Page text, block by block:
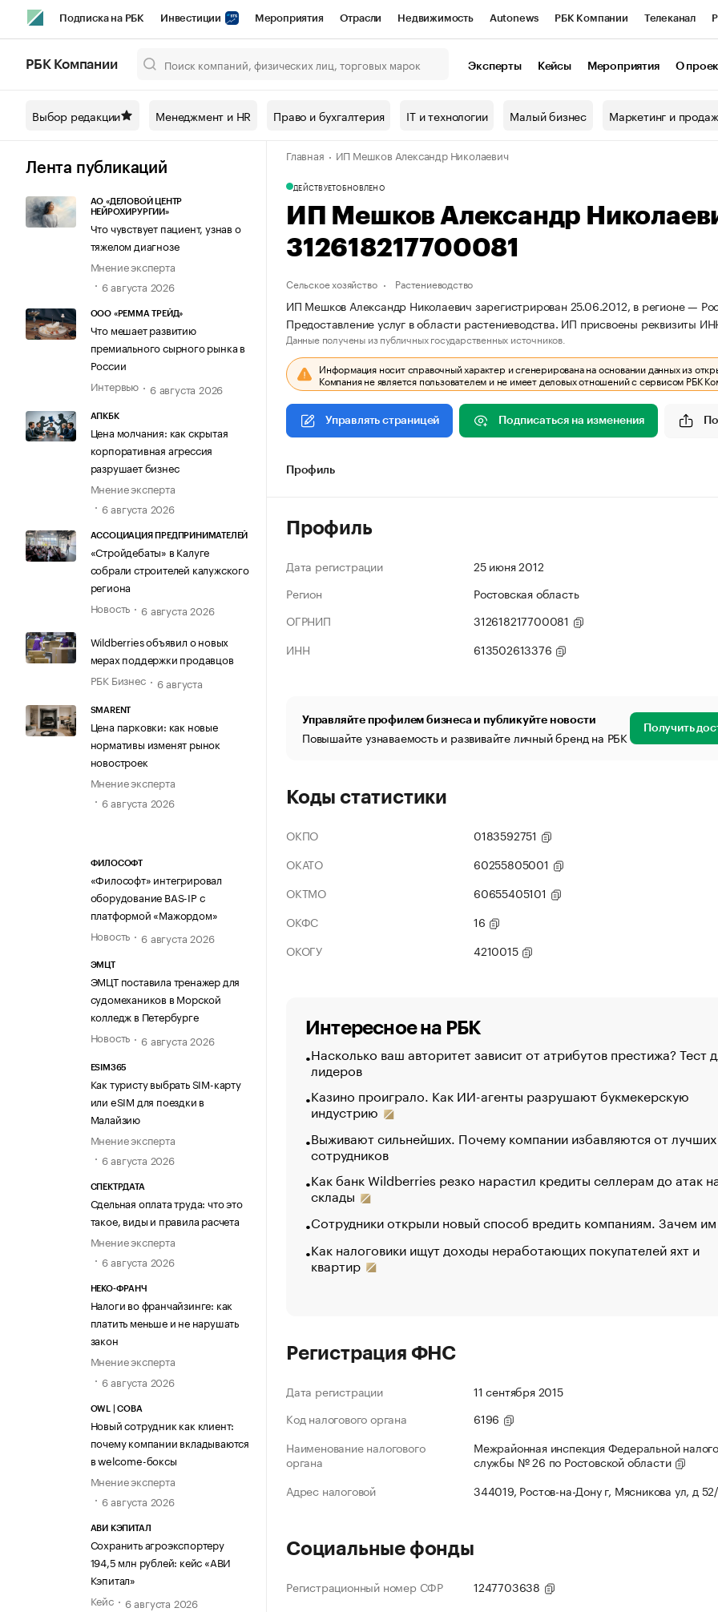
Подписка на РБК Инвестиции Мероприятия Отрасли Недвижимость Autonews РБК Компании Телеканал
Спецпроекты СПб Конференции СПб Спецпроекты Проверка контрагентов
Технологии и медиа Рынок наличной валюты
РБК Компании Эксперты Кейсы Мероприятия О
Выбор редакции Менеджмент и HR Право и бухгалтерия IT и технологии Малый бизнес Маркетинг и
Лента публикаций
АО «ДЕЛОВОЙ ЦЕНТР
НЕЙРОХИРУРГИИ»
Что чувствует пациент, узнав о
тяжелом диагнозе
Мнение эксперта
6 августа 2026
ООО «РЕММА ТРЕЙД»
Что мешает развитию
премиального сырного рынка в
России
Интервью
6 августа 2026
АПКБК
Цена молчания: как скрытая
корпоративная агрессия
разрушает бизнес
Мнение эксперта
6 августа 2026
АССОЦИАЦИЯ ПРЕДПРИНИМАТЕЛЕЙ
«Стройдебаты» в Калуге
собрали строителей калужского
региона
Новость
6 августа 2026
Wildberries объявил о новых
мерах поддержки продавцов
РБК Бизнес
6 августа
SMARENT
Цена парковки: как новые
нормативы изменят рынок
новостроек
Мнение эксперта
6 августа 2026
ФИЛОСОФТ
«Философт» интегрировал
оборудование BAS-IP с
платформой «Мажордом»
Новость
6 августа 2026
ЭМЦТ
ЭМЦТ поставила тренажер для
судомехаников в Морской
колледж в Петербурге
Новость
6 августа 2026
ESIM365
Как туристу выбрать SIM-карту
или eSIM для поездки в
Малайзию
Мнение эксперта
6 августа 2026
СПЕКТРДАТА
Сдельная оплата труда: что это
такое, виды и правила расчета
Мнение эксперта
6 августа 2026
НЕКО-ФРАНЧ
Налоги во франчайзинге: как
платить меньше и не нарушать
закон
Мнение эксперта
6 августа 2026
OWL | СОВА
Новый сотрудник как клиент:
почему компании вкладываются
в welcome-боксы
Мнение эксперта
6 августа 2026
АВИ КЭПИТАЛ
Сохранить агроэкспортеру
194,5 млн рублей: кейс «АВИ
Кэпитал»
Кейс
6 августа 2026
Главная ИП Мешков Александр Николаевич
ДЕЙСТВУЕТОБНОВЛЕНО
ИП Мешков Александр
312618217700081
Сельское хозяйство Растениеводство
ИП Мешков Александр Николаевич зарегистрирован 25.06.2012, в регионе —
Предоставление услуг в области растениеводства. ИП присвоены реквизиты
Данные получены из публичных государственных источников.
Информация носит справочный характер и сгенерирована на основании данных из
Компания не является пользователем и не имеет деловых отношений с сервисом РБК
Управлять страницей Подписаться на изменения
Профиль
Профиль
Дата регистрации
25 июня 2012
Регион
Ростовская область
ОГРНИП
312618217700081
ИНН
613502613376
Управляйте профилем бизнеса и публикуйте новости
Повышайте узнаваемость и развивайте личный бренд на РБК Получить
Коды статистики
ОКПО
0183592751
ОКАТО
60255805001
ОКТМО
60655405101
ОКФС
16
ОКОГУ
4210015
Интересное на РБК
Насколько ваш авторитет зависит от атрибутов престижа? Тест
лидеров
Казино проиграло. Как ИИ-агенты разрушают букмекерскую
индустрию
Выживают сильнейших. Почему компании избавляются от лучших
сотрудников
Как банк Wildberries резко нарастил кредиты селлерам до атак
склады
Сотрудники открыли новый способ вредить компаниям. Зачем
Как налоговики ищут доходы неработающих покупателей яхт и
квартир
Регистрация ФНС
Дата регистрации
11 сентября 2015
Код налогового органа
6196
Наименование налогового
органа
Межрайонная инспекция Федеральной
службы № 26 по Ростовской области
Адрес налоговой
344019, Ростов-на-Дону г, Мясникова ул, д
Социальные фонды
Регистрационный номер СФР 1247703638